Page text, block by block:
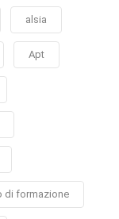
alsia
Apt
di formazione